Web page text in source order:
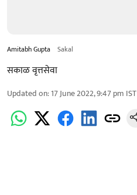
Amitabh Gupta Sakal
सकाळ वृत्तसेवा
Updated on:17 June 2022, 9:47 pm IST